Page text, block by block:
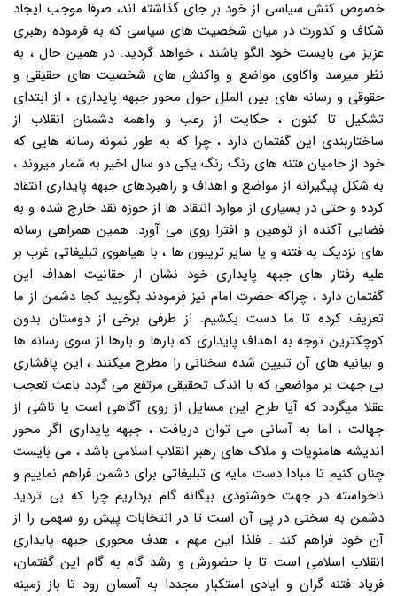
خصوص کنش سیاسی از خود بر جای گذاشته اند، صرفا موجب ایجاد
شکاف و کدورت در میان شخصیت های سیاسی که به فرموده رهبری
عزیز می بایست خود الگو باشند ، خواهد گردید. در همین حال ، به
نظر میرسد واکاوی مواضع و واکنش های شخصیت های حقیقی و
حقوقی و رسانه های بین الملل حول محور جبهه پایداری ، از ابتدای
تشکیل تا کنون ، حکایت از رعب و واهمه دشمنان انقلاب از
ساختاربندی این گفتمان دارد ، چرا که به طور نمونه رسانه هایی که
خود از حامیان فتنه های رنگ رنگ یکی دو سال اخیر به شمار میروند ،
به شکل پیگیرانه از مواضع و اهداف و راهبردهای جبهه پایداری انتقاد
کرده و حتی در بسیاری از موارد انتقاد ها از حوزه نقد خارج شده و به
فضایی آکنده از توهین و افترا روی می آورد. همین همراهی رسانه
های نزدیک به فتنه و یا سایر تریبون ها ، با هیاهوی تبلیغاتی غرب بر
علیه رفتار های جبهه پایداری خود نشان از حقانیت اهداف این
گفتمان دارد ، چراکه حضرت امام نیز فرمودند بگویید کجا دشمن از ما
تعریف کرده تا ما دست بکشیم. از طرفی برخی از دوستان بدون
کوچکترین توجه به اهداف پایداری که بارها و بارها از سوی رسانه ها
و بیانیه های آن تبیین شده سخنانی را مطرح میکنند ، این پافشاری
بی جهت بر مواضعی که با اندک تحقیقی مرتفع می گردد باعث تعجب
عقلا میگردد که آیا طرح این مسایل از روی آگاهی است یا ناشی از
جهالت ، اما به آسانی می توان دریافت ، جبهه پایداری اگر محور
اندیشه هامنویات و ملاک های رهبر انقلاب اسلامی باشد ، می بایست
چنان کنیم تا مبادا دست مایه ی تبلیغاتی برای دشمن فراهم نماییم و
ناخواسته در جهت خوشنودی بیگانه گام برداریم چرا که بی تردید
دشمن به سختی در پی آن است تا در انتخابات پیش رو سهمی را از
آن خود فراهم کند . فلذا این مهم ، هدف محوری جبهه پایداری
انقلاب اسلامی است تا با حضورش و رشد گام به گام این گفتمان،
فریاد فتنه گران و ایادی استکبار مجددا به آسمان رود تا باز زمینه